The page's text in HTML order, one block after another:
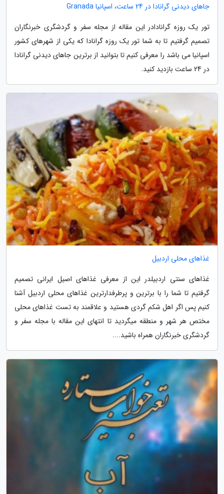
جاهای دیدنی گرانادا در 24 ساعت، اسپانیا Granada
تور یک روزه گرانادادر این مقاله از مجله سفر و گردشگری خبرنگاران
تصمیم گرفتیم تا به شما تور یک روزه گرانادا که یکی از شهرهای کشور
اسپانیا می باشد را معرفی کنیم تا بتوانید از برترین جاهای دیدنی گرانادا
در 24 ساعت بازدید کنید.
غذاهای محلی اردبیل
غذاهای سنتی اردبیلدر این از معرفی غذاهای اصیل ایرانی تصمیم
گرفتیم تا شما را با برترین و پرطرفدارترین غذاهای محلی اردبیل آشنا
کنیم پس اگر اهل شکم گردی هستید و علاقمند به تست غذاهای محلی
مختص هر شهر و منطقه میگردید تا انتهای این مقاله با مجله سفر و
گردشگری خبرنگاران همراه باشید....